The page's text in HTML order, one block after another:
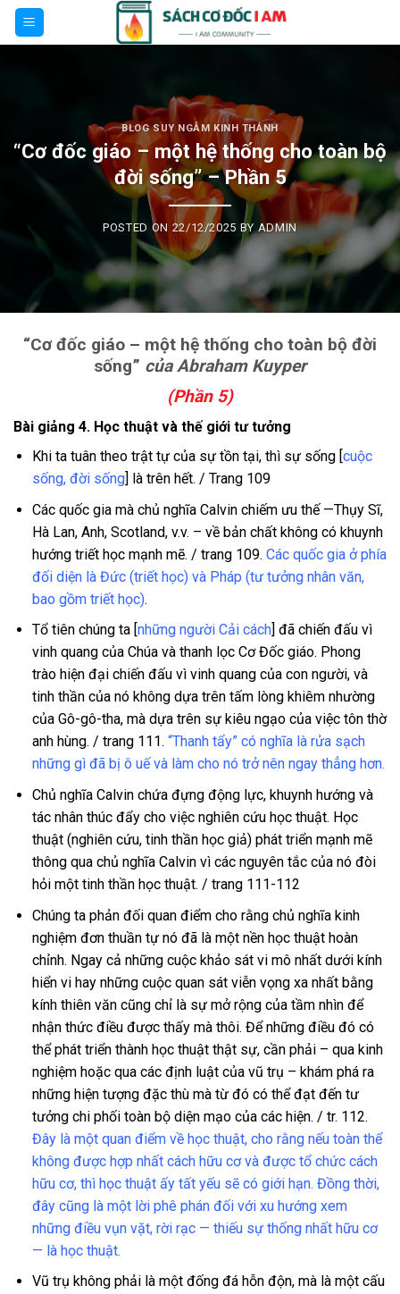
Skip
BLOG SUY NGẪM KINH THÁNH
“Cơ đốc giáo – một hệ thống cho toàn bộ
đời sống” – Phần 5
POSTED ON 22/12/2025 BY ADMIN
“Cơ đốc giáo – một hệ thống cho toàn bộ đời
sống” của Abraham Kuyper
(Phần 5)
Bài giảng 4. Học thuật và thế giới tư tưởng
Khi ta tuân theo trật tự của sự tồn tại, thì sự sống [ cuộc
sống, đời sống] là trên hết. / Trang 109
Các quốc gia mà chủ nghĩa Calvin chiếm ưu thế —Thụy Sĩ,
Hà Lan, Anh, Scotland, v.v. – về bản chất không có khuynh
hướng triết học mạnh mẽ. / trang 109. Các quốc gia ở phía
đối diện là Đức (triết học) và Pháp (tư tưởng nhân văn,
bao gồm triết học).
Tổ tiên chúng ta [ những người Cải cách] đã chiến đấu vì
vinh quang của Chúa và thanh lọc Cơ Đốc giáo. Phong
trào hiện đại chiến đấu vì vinh quang của con người, và
tinh thần của nó không dựa trên tấm lòng khiêm nhường
của Gô-gô-tha, mà dựa trên sự kiêu ngạo của việc tôn thờ
anh hùng. / trang 111. “Thanh tẩy” có nghĩa là rửa sạch
những gì đã bị ô uế và làm cho nó trở nên ngay thẳng hơn.
Chủ nghĩa Calvin chứa đựng động lực, khuynh hướng và
tác nhân thúc đẩy cho việc nghiên cứu học thuật. Học
thuật (nghiên cứu, tinh thần học giả) phát triển mạnh mẽ
thông qua chủ nghĩa Calvin vì các nguyên tắc của nó đòi
hỏi một tinh thần học thuật. / trang 111-112
Chúng ta phản đối quan điểm cho rằng chủ nghĩa kinh
nghiệm đơn thuần tự nó đã là một nền học thuật hoàn
chỉnh. Ngay cả những cuộc khảo sát vi mô nhất dưới kính
hiển vi hay những cuộc quan sát viễn vọng xa nhất bằng
kính thiên văn cũng chỉ là sự mở rộng của tầm nhìn để
nhận thức điều được thấy mà thôi. Để những điều đó có
thể phát triển thành học thuật thật sự, cần phải – qua kinh
nghiệm hoặc qua các định luật của vũ trụ – khám phá ra
những hiện tượng đặc thù mà từ đó có thể đạt đến tư
tưởng chi phối toàn bộ diện mạo của các hiện. / tr. 112.
Đây là một quan điểm về học thuật, cho rằng nếu toàn thể
không được hợp nhất cách hữu cơ và được tổ chức cách
hữu cơ, thì học thuật ấy tất yếu sẽ có giới hạn. Đồng thời,
đây cũng là một lời phê phán đối với xu hướng xem
những điều vụn vặt, rời rạc — thiếu sự thống nhất hữu cơ
— là học thuật.
Vũ trụ không phải là một đống đá hỗn độn, mà là một cấu